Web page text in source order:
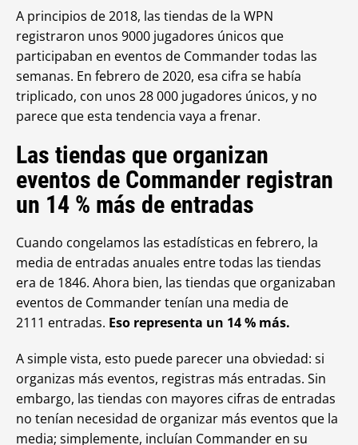
A principios de 2018, las tiendas de la WPN
registraron unos 9000 jugadores únicos que
participaban en eventos de Commander todas las
semanas. En febrero de 2020, esa cifra se había
triplicado, con unos 28 000 jugadores únicos, y no
parece que esta tendencia vaya a frenar.
Las tiendas que organizan
eventos de Commander registran
un 14 % más de entradas
Cuando congelamos las estadísticas en febrero, la
media de entradas anuales entre todas las tiendas
era de 1846. Ahora bien, las tiendas que organizaban
eventos de Commander tenían una media de
2111 entradas. Eso representa un 14 % más.
A simple vista, esto puede parecer una obviedad: si
organizas más eventos, registras más entradas. Sin
embargo, las tiendas con mayores cifras de entradas
no tenían necesidad de organizar más eventos que la
media; simplemente, incluían Commander en su